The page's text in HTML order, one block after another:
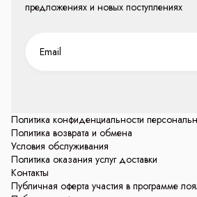
Политика конфиденциальности
Политика возврата и обмена
Условия обслуживания
Политика оказания услуг доставки
Контакты
Публичная оферта участия в программе
предложениях и новых поступлениях